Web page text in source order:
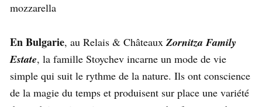
mozzarella
En Bulgarie, au Relais & ChâteauxZornitza Family
Estate, la famille Stoychev incarne un mode de vie
simple qui suit le rythme de la nature. Ils ont conscience
de la magie du temps et produisent sur place une variété